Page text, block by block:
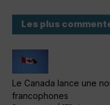
Les plus
Le Canada lance une
francophones